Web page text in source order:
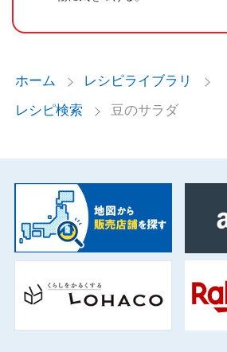
ホーム
レシピライブラリ
レシピ検索
豆のサラダ